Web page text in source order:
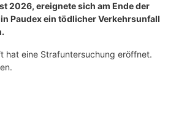
2026, ereignete sich am Ende der
Paudex ein tödlicher Verkehrsunfall
hat eine Strafuntersuchung eröffnet.